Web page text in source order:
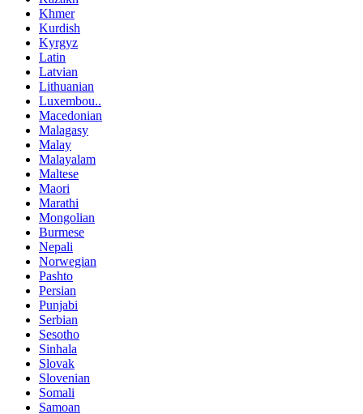
Khmer
Kurdish
Kyrgyz
Latin
Latvian
Lithuanian
Luxembou..
Macedonian
Malagasy
Malay
Malayalam
Maltese
Maori
Marathi
Mongolian
Burmese
Nepali
Norwegian
Pashto
Persian
Punjabi
Serbian
Sesotho
Sinhala
Slovak
Slovenian
Somali
Samoan